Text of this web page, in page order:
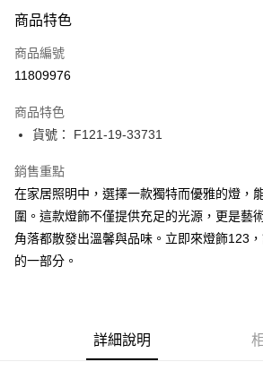
信用卡一次付款
LINE Pay
街口支付
悠遊付
Google Pay
全盈+PAY
AFTEE先享後付
商品特色
商品編號
11809976
商品特色
貨號： F121-19-33731
銷售重點
在家居照明中，選擇一款獨特而優雅的燈，
圍。這款燈飾不僅提供充足的光源，更是藝
角落都散發出溫馨與品味。立即來燈飾123
的一部分。
詳細說明